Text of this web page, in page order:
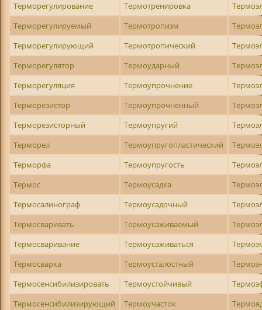
Терморегулирование
Термотренировка
Терморегулируемый
Термотропизм
Терморегулирующий
Термотропический
Терморегулятор
Термоударный
Терморегуляция
Термоупрочнение
Терморезистор
Термоупрочненный
Терморезисторный
Термоупругий
Терморел
Термоупругопластический
Терморфа
Термоупругость
Термос
Термоусадка
Термосалинограф
Термоусадочный
Термосваривать
Термоусаживаемый
Термосваривание
Термоусаживаться
Термосварка
Термоусталостный
Термосенсибилизировать
Термоустойчивый
Термосенсибилизирующий
Термоучасток